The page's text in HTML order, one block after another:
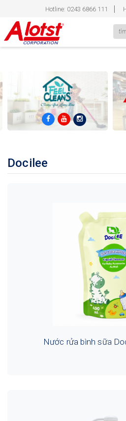
Hotline: 0243 6866 111
Docilee
Nước rửa bình sữa